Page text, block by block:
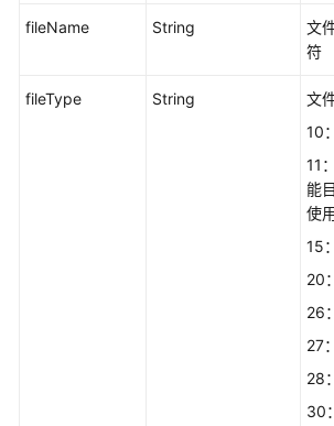
授
fileName String
文
符
fileType String
文
10
11
能
使
15
20
26
27
28
30